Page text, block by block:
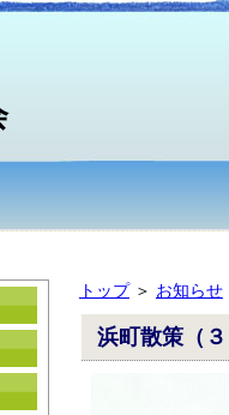
トップ＞ お知らせ
浜町散策（